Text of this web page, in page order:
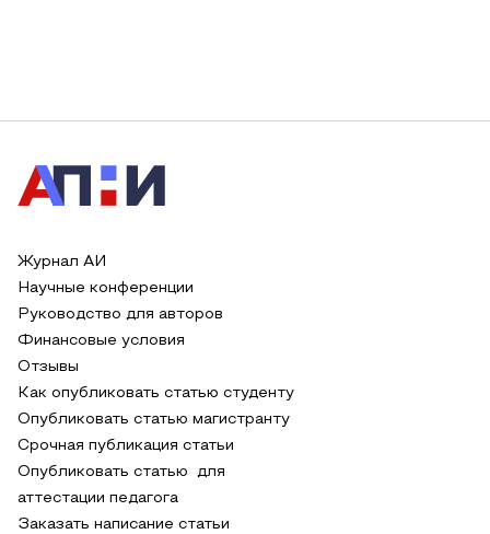
Журнал АИ
Научные конференции
Руководство для авторов
Финансовые условия
Отзывы
Как опубликовать статью студенту
Опубликовать статью магистранту
Срочная публикация статьи
Опубликовать статью для
аттестации педагога
Заказать написание статьи